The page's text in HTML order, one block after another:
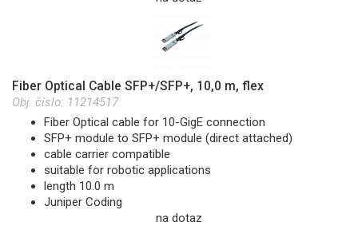
Fiber Optical Cable SFP+/SFP+, 10,0 m, flex
Obj. číslo: 11214517
Fiber Optical cable for 10-GigE connection
SFP+ module to SFP+ module (direct attached)
cable carrier compatible
suitable for robotic applications
length 10.0 m
Juniper Coding
na dotaz